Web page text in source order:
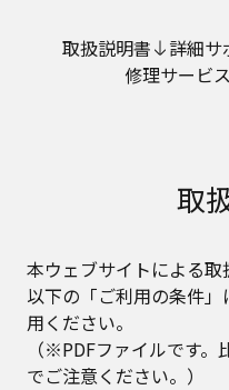
取扱説明書 詳細サ
修理サービス
取
本ウェブサイトによる
以下の「ご利用の条件
用ください。
（※PDFファイルです
でご注意ください。）